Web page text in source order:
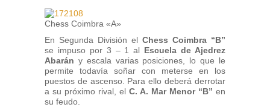
Chess Coimbra «A»
En Segunda División el Chess Coimbra “B”
se impuso por 3 – 1 al Escuela de Ajedrez
Abarán y escala varias posiciones, lo que le
permite todavía soñar con meterse en los
puestos de ascenso. Para ello deberá derrotar
a su próximo rival, el C. A. Mar Menor “B” en
su feudo.